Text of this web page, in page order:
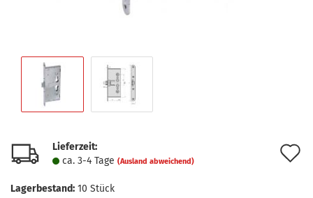
Lieferzeit:
ca. 3-4 Tage (Ausland abweichend)
Lagerbestand: 10 Stück